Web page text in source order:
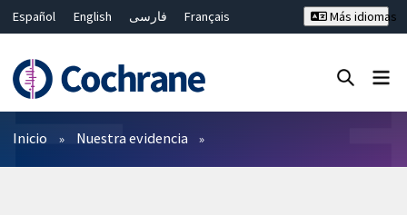
Español English فارسی
Français
Bahasa Malaysia
ไทย 繁體中文
Más idiomas
Filtros
Inicio Nuestra evidencia